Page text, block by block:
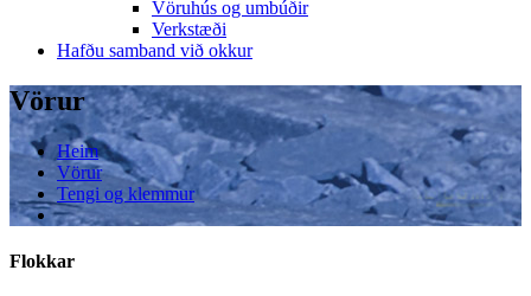
Vöruhús og umbúðir
Verkstæði
Hafðu samband við okkur
Vörur
Heim
Vörur
Tengi og klemmur
Flokkar